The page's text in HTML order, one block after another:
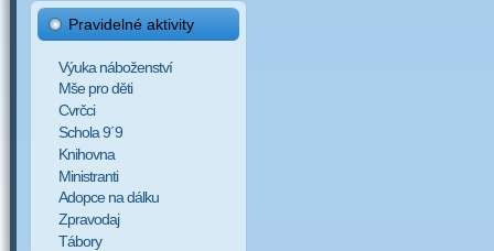
Pravidelné aktivity
Výuka náboženství
Mše pro děti
Cvrčci
Schola 9´9
Knihovna
Ministranti
Adopce na dálku
Zpravodaj
Tábory